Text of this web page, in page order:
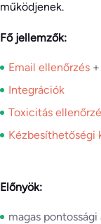
működjenek.
Fő jellemzők:
Email ellenőrzés +
Integrációk
Toxicitás
Kézbesíthetőségi
Előnyök:
magas pontossági